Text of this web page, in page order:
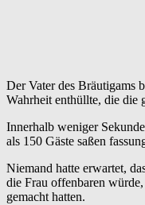
Der Vater des Bräutigams
Wahrheit enthüllte, die die
Innerhalb weniger
als 150 Gäste saßen
Niemand hatte erwartet,
die Frau offenbaren
gemacht hatten.